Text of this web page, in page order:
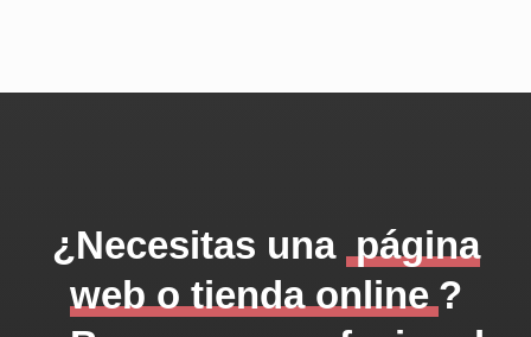
¿Necesitas una página
web o tienda online ?